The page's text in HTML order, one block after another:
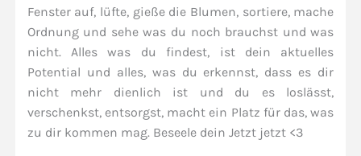
Fenster auf, lüfte, gieße die Blumen, sortiere, mache
Ordnung und sehe was du noch brauchst und was
nicht. Alles was du findest, ist dein aktuelles
Potential und alles, was du erkennst, dass es dir
nicht mehr dienlich ist und du es loslässt,
verschenkst, entsorgst, macht ein Platz für das, was
zu dir kommen mag. Beseele dein Jetzt jetzt <3